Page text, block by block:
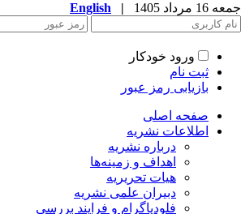
جمعه 16 مرداد 1405 |
English
ورود خودکار
ثبت نام
بازیابی رمز عبور
صفحه اصلی
اطلاعات نشریه
درباره نشریه
اهداف و زمینه‌ها
هیات تحریریه
دبیران علمی نشریه
فلودیاگرام و فرایند بررسی